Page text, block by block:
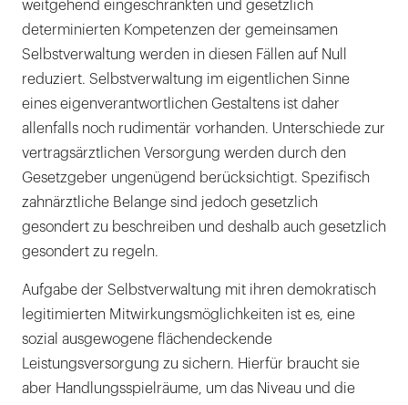
weitgehend eingeschränkten und gesetzlich
determinierten Kompetenzen der gemeinsamen
Selbstverwaltung werden in diesen Fällen auf Null
reduziert. Selbstverwaltung im eigentlichen Sinne
eines eigenverantwortlichen Gestaltens ist daher
allenfalls noch rudimentär vorhanden. Unterschiede zur
vertragsärztlichen Versorgung werden durch den
Gesetzgeber ungenügend berücksichtigt. Spezifisch
zahnärztliche Belange sind jedoch gesetzlich
gesondert zu beschreiben und deshalb auch gesetzlich
gesondert zu regeln.
Aufgabe der Selbstverwaltung mit ihren demokratisch
legitimierten Mitwirkungsmöglichkeiten ist es, eine
sozial ausgewogene flächendeckende
Leistungsversorgung zu sichern. Hierfür braucht sie
aber Handlungsspielräume, um das Niveau und die